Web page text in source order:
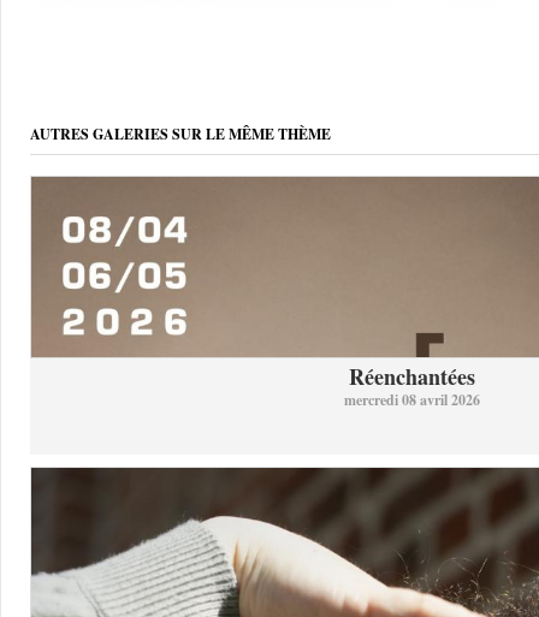
AUTRES GALERIES SUR LE MÊME THÈME
Réenchantées
mercredi 08 avril 2026